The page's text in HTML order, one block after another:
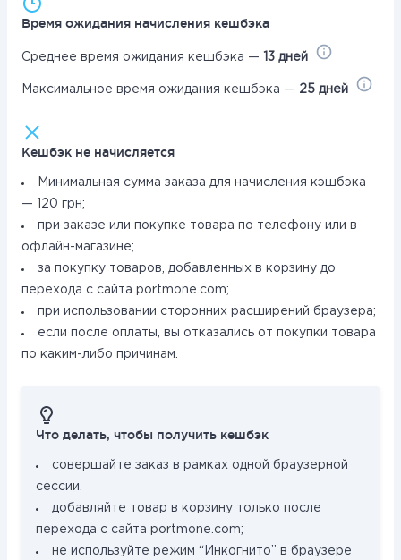
Время ожидания начисления кешбэка
Среднее время ожидания кешбэка — 13 дней
Максимальное время ожидания кешбэка — 25 дней
Кешбэк не начисляется
Минимальная сумма заказа для начисления кэшбэка
— 120 грн;
при заказе или покупке товара по телефону или в
офлайн-магазине;
за покупку товаров, добавленных в корзину до
перехода с сайта portmone.com;
при использовании сторонних расширений браузера;
если после оплаты, вы отказались от покупки товара
по каким-либо причинам.
Что делать, чтобы получить кешбэк
совершайте заказ в рамках одной браузерной
сессии.
добавляйте товар в корзину только после
перехода с сайта portmone.com;
не используйте режим “Инкогнито” в браузере